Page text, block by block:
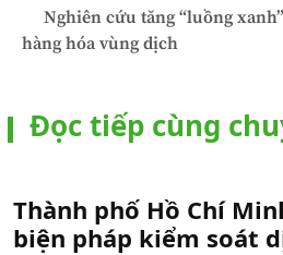
Nghiên cứu tăng “luồng
hàng hóa vùng dịch
Đọc tiếp cùng
Thành phố Hồ Chí
biện pháp kiểm soát